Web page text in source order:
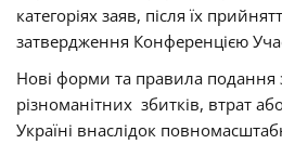
категоріях заяв, після їх
затвердження Конференцією
Нові форми та правила подання
різноманітних збитків, втрат
Україні внаслідок